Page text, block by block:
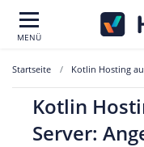
MENÜ
Startseite Kotlin Hosting
Kotlin
Server: